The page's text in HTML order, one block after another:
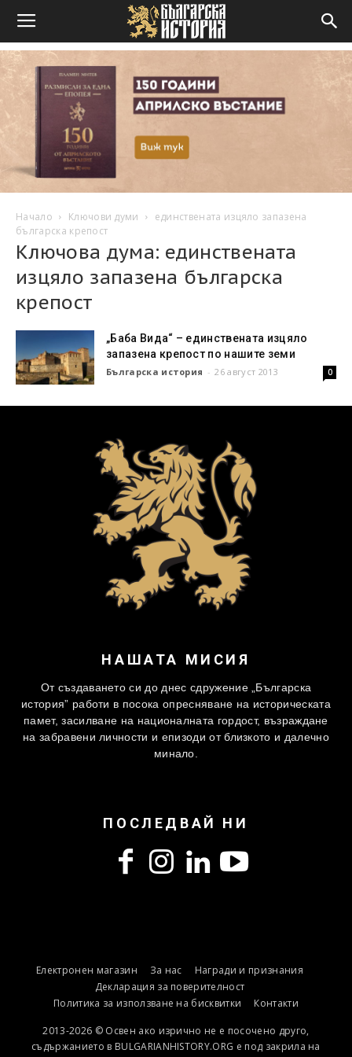
Начало Ключови думи
единствената изцяло запазена
българска крепост
Ключова дума: единствената
изцяло запазена българска
крепост
„Баба Вида“ – единствената изцяло
запазена крепост по нашите земи
Българска история - 26 август 2013 0
НАШАТА МИСИЯ
От създаването си до днес сдружение „Българска
история” работи в посока опресняване на историческата
памет, засилване на националната гордост, възраждане
на забравени личности и епизоди от близкото и далечно
минало.
ПОСЛЕДВАЙ НИ
Електронен магазин За нас
Награди и признания
Декларация за поверителност
Политика за използване на бисквитки
Контакти
2013-2026 © Освен ако изрично не е посочено друго,
съдържанието в BULGARIANHISTORY.ORG е под закрила на